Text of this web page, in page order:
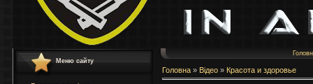
Меню сайту
Головна » Відео » Красота и здоровье